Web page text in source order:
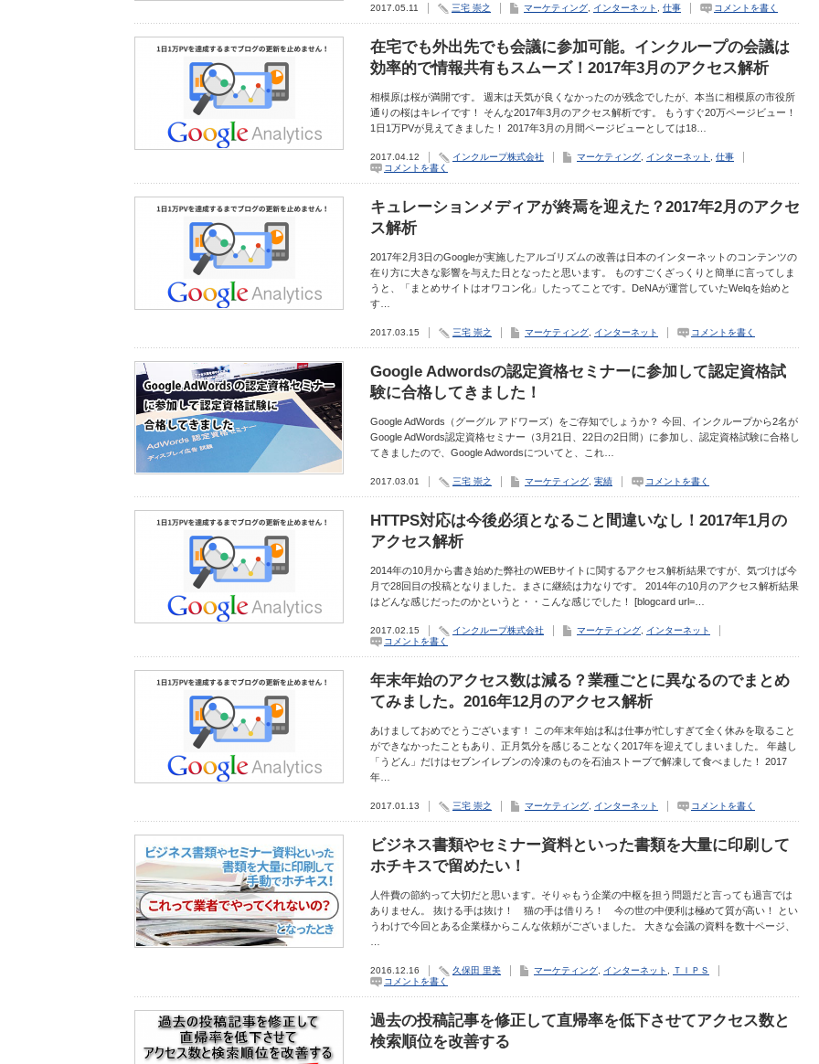
2017.05.11 三宅 崇之 マーケティング インターネット 仕事 コメントを書く
在宅でも外出先でも会議に参加可能。インクループの会議は
効率的で情報共有もスムーズ！2017年3月のアクセス解析
相模原は桜が満開です。 週末は天気が良くなかったのが残念でしたが、本当に相模原の市役所
通りの桜はキレイです！ そんな2017年3月のアクセス解析です。 もうすぐ20万ページビュー！
1日1万PVが見えてきました！ 2017年3月の月間ページビューとしては18…
2017.04.12 インクループ株式会社 マーケティング インターネット
仕事
コメントを書く
キュレーションメディアが終焉を迎えた？2017年2月のアクセ
ス解析
2017年2月3日のGoogleが実施したアルゴリズムの改善は日本のインターネットのコンテンツの
在り方に大きな影響を与えた日となったと思います。 ものすごくざっくりと簡単に言ってしま
うと、「まとめサイトはオワコン化」したってことです。DeNAが運営していたWelqを始めと
す…
2017.03.15 三宅 崇之 マーケティング インターネット コメントを書く
Google Adwordsの認定資格セミナーに参加して認定資格試
験に合格してきました！
Google AdWords（グーグル アドワーズ）をご存知でしょうか？ 今回、インクループから2名が
Google AdWords認定資格セミナー（3月21日、22日の2日間）に参加し、認定資格試験に合格し
てきましたので、Google Adwordsについてと、これ…
2017.03.01 三宅 崇之 マーケティング 実績 コメントを書く
HTTPS対応は今後必須となること間違いなし！2017年1月の
アクセス解析
2014年の10月から書き始めた弊社のWEBサイトに関するアクセス解析結果ですが、気づけば今
月で28回目の投稿となりました。まさに継続は力なりです。 2014年の10月のアクセス解析結果
はどんな感じだったのかというと・・こんな感じでした！ [blogcard url=…
2017.02.15 インクループ株式会社 マーケティング
インターネット
コメントを書く
年末年始のアクセス数は減る？業種ごとに異なるのでまとめ
てみました。2016年12月のアクセス解析
あけましておめでとうございます！ この年末年始は私は仕事が忙しすぎて全く休みを取ること
ができなかったこともあり、正月気分を感じることなく2017年を迎えてしまいました。 年越し
「うどん」だけはセブンイレブンの冷凍のものを石油ストーブで解凍して食べました！ 2017
年…
2017.01.13 三宅 崇之 マーケティング インターネット コメントを書く
ビジネス書類やセミナー資料といった書類を大量に印刷して
ホチキスで留めたい！
人件費の節約って大切だと思います。そりゃもう企業の中枢を担う問題だと言っても過言では
ありません。 抜ける手は抜け！ 猫の手は借りろ！ 今の世の中便利は極めて質が高い！ とい
うわけで今回とある企業様からこんな依頼がございました。 大きな会議の資料を数十ページ、
2016.12.16 久保田 里美 マーケティング インターネット
ＴＩＰＳ
コメントを書く
過去の投稿記事を修正して直帰率を低下させてアクセス数と
検索順位を改善する